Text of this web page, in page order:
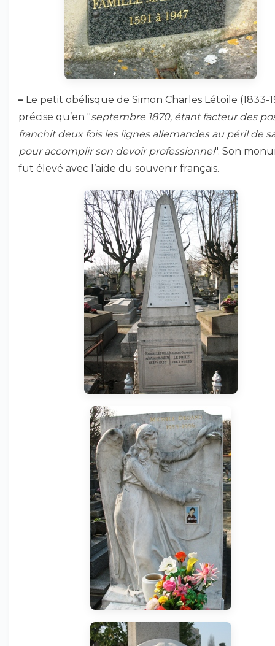
– Le petit obélisque de Simon Charles Létoile (1833-
précise qu’en "septembre 1870, étant facteur des
franchit deux fois les lignes allemandes au péril de
pour accomplir son devoir professionnel". Son
fut élevé avec l’aide du souvenir français.